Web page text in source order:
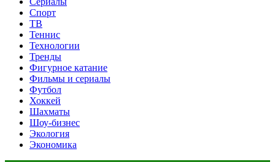
Спорт
ТВ
Теннис
Технологии
Тренды
Фигурное катание
Фильмы и сериалы
Футбол
Хоккей
Шахматы
Шоу-бизнес
Экология
Экономика